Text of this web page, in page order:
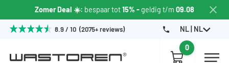
Zomer Deal ☀️: bespaar tot15% -geldig t/m 09.08
8.9 / 10 (2075+ reviews) NL | NL
0